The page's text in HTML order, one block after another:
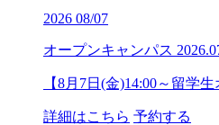
2026 08/07
オープンキャンパス
【8月7日(金)14:00～留学
詳細はこちら 予約する